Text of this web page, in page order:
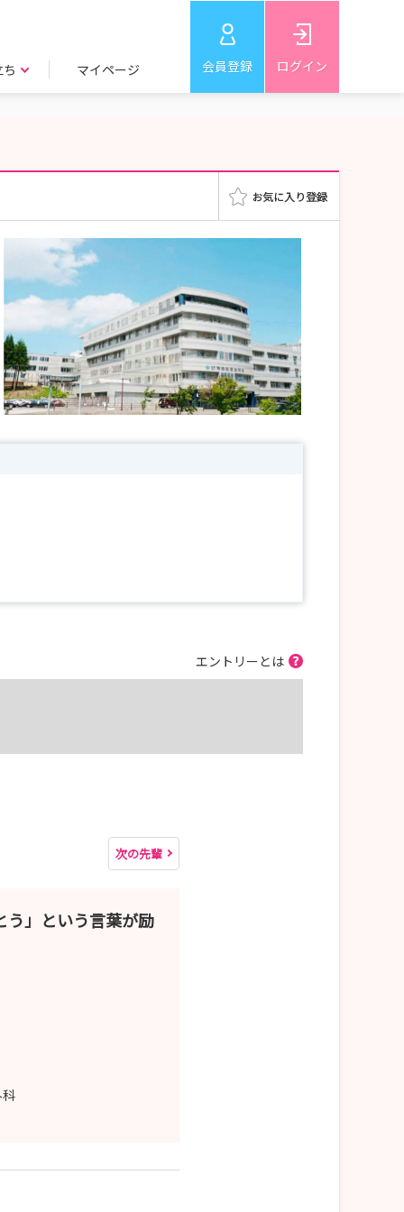
マイページ 会員登録 ログイン
エントリーとは
次の先輩
う」という言葉が励